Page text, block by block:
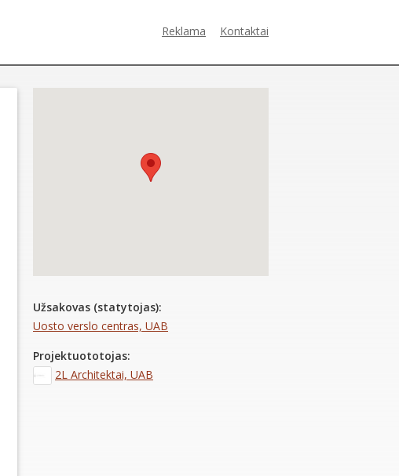
Reklama Kontaktai
Užsakovas (statytojas):
Uosto verslo centras, UAB
Projektuototojas:
2L Architektai, UAB